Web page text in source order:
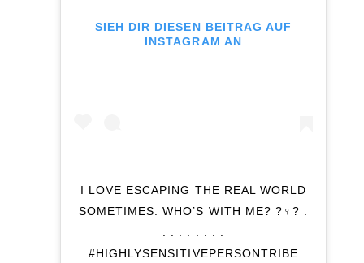
SIEH DIR DIESEN BEITRAG AUF
INSTAGRAM AN
I LOVE ESCAPING THE REAL WORLD
SOMETIMES. WHO’S WITH ME? ?‍♀️? .
. . . . . . . .
#HIGHLYSENSITIVEPERSONTRIBE